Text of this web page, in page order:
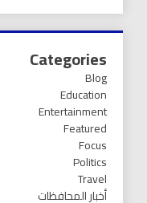
Categories
Blog
Education
Entertainment
Featured
Focus
Politics
Travel
أخبار المحافظات